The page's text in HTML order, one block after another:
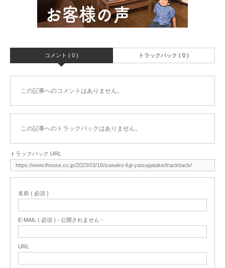
コメント ( 0 ) トラックバック ( 0 )
この記事へのコメントはありません。
この記事へのトラックバックはありません。
トラックバック URL
名前 ( 必須 )
E-MAIL ( 必須 ) - 公開されません -
URL